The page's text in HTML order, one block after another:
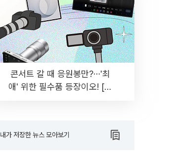
콘서트 갈 때 응원봉만?⋯'최
애' 위한 필수품 등장이오! [솔
내가 저장한 뉴스 모아보기